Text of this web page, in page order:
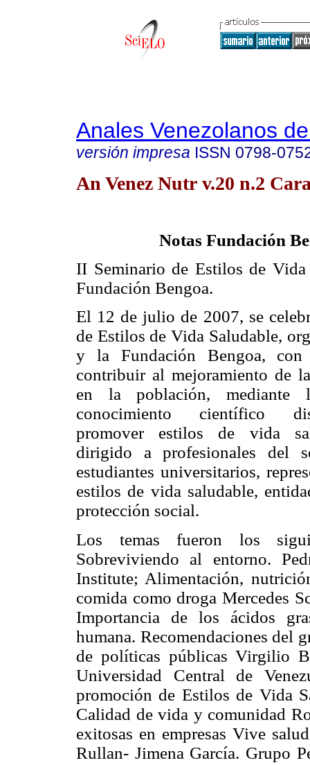
Anales Venezolanos
versión impresa ISSN 0798-
An Venez Nutr v.20 n.2
Notas Fundación
II Seminario de Estilos de
Fundación Bengoa.
El 12 de julio de 2007, se
de Estilos de Vida Saludable,
y la Fundación Bengoa,
contribuir al mejoramiento de
en la población, mediante
conocimiento científico
promover estilos de vida
dirigido a profesionales del
estudiantes universitarios,
estilos de vida saludable,
protección social.
Los temas fueron los
Sobreviviendo al entorno.
Institute; Alimentación,
comida como droga Mercedes
Importancia de los ácidos
humana. Recomendaciones del
de políticas públicas Virgilio
Universidad Central de
promoción de Estilos de Vida
Calidad de vida y comunidad
exitosas en empresas Vive
Rullan- Jimena García. Grupo